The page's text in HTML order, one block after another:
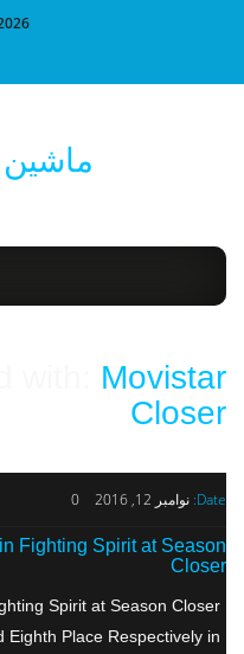
2026
ماشین
with:Movistar
Closer
Date: نوامبر 12, 2016 0
in Fighting Spirit at Season
Closer
Spirit at Season Closer
Eighth Place Respectively in